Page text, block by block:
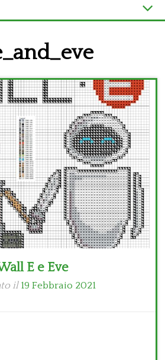
E e Eve
il 19 Febbraio 2021